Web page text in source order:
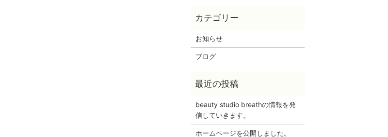
お知らせ
ブログ
beauty studio breathの情報を発
信していきます。
ホームページを公開しました。